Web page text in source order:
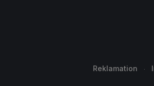
Reklamation